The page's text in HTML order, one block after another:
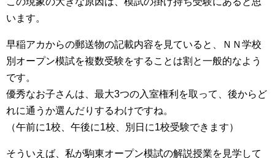
います。
早稲アカからの郵送物の記載内容を見ていると、ＮＮ学校
別オープン模試を複数受験をすることは割と一般的なよう
です。
優秀なお子さんは、最大3つの入室権利を取って、後からど
れに通うか選んだりするわけですね。
（午前に1校、午後に1校、別日に1校受験できます）
そういえば、私が駒東オープン模試の解説授業を見学して